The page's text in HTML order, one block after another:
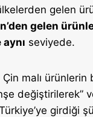
gelen
gelen
seviyede.
malı ürünlerin
değiştirilerek”
girdiği